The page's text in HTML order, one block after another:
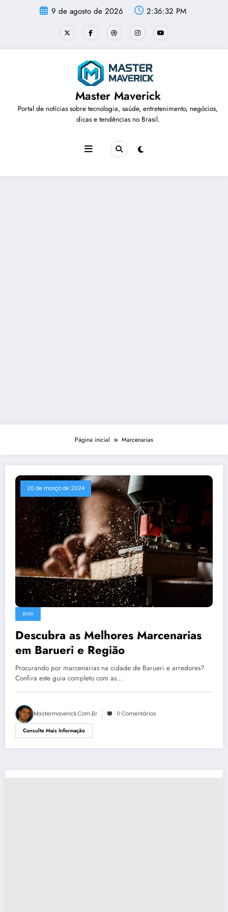
9 de agosto de 2026 2:36:32 PM
Master Maverick
Portal de notícias sobre tecnologia, saúde, entretenimento, negócios,
dicas e tendências no Brasil.
Página inicial Marcenarias
20 de março de 2024
BLOG
Descubra as Melhores Marcenarias
em Barueri e Região
Procurando por marcenarias na cidade de Barueri e arredores?
Confira este guia completo com as…
Mastermaverick.com.br 0 Comentários
Consulte Mais Informação